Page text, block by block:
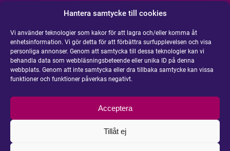
Hantera samtycke till cookies
Vi använder teknologier som kakor för att lagra och/eller komma åt
enhetsinformation. Vi gör detta för att förbättra surfupplevelsen och visa
personliga annonser. Genom att samtycka till dessa teknologier kan vi
behandla data som webbläsningsbeteende eller unika ID på denna
webbplats. Genom att inte samtycka eller dra tillbaka samtycke kan vissa
funktioner och funktioner påverkas negativt.
Acceptera
Tillåt ej